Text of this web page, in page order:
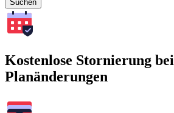
Suchen
Kostenlose Stornierung bei
Planänderungen